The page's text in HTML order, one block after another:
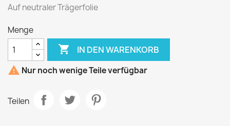
Auf neutraler Trägerfolie
Menge
 IN DEN WARENKORB
 Nur noch wenige Teile verfügbar
Teilen